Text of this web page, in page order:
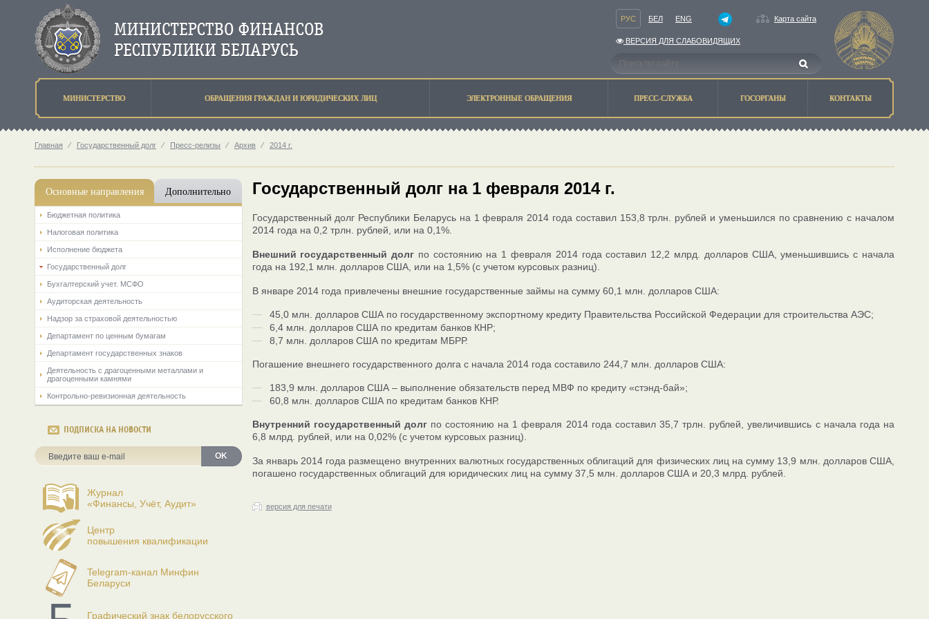
РУС БЕЛ ENG Карта сайта
ВЕРСИЯ ДЛЯ СЛАБОВИДЯЩИХ
МИНИСТЕРСТВО ОБРАЩЕНИЯ ГРАЖДАН И ЮРИДИЧЕСКИХ ЛИЦ ЭЛЕКТРОННЫЕ ОБРАЩЕНИЯ ПРЕСС-СЛУЖБА ГОСОРГАНЫ КОНТАКТЫ
Главная ⁄ Государственный долг ⁄ Пресс-релизы ⁄ Архив ⁄ 2014 г.
Основные направления Дополнительно
Бюджетная политика
Налоговая политика
Исполнение бюджета
Государственный долг
Бухгалтерский учет. МСФО
Аудиторская деятельность
Надзор за страховой деятельностью
Департамент по ценным бумагам
Департамент государственных знаков
Деятельность с драгоценными металлами и
драгоценными камнями
Контрольно-ревизионная деятельность
ПОДПИСКА НА НОВОСТИ
OK
Журнал
«Финансы, Учёт, Аудит»
Центр
повышения квалификации
Telegram-канал Минфин
Беларуси
Графический знак белорусского
Государственный долг на 1 февраля 2014 г.
Государственный долг Республики Беларусь на 1 февраля 2014 года составил 153,8 трлн. рублей и уменьшился по сравнению с началом
2014 года на 0,2 трлн. рублей, или на 0,1%.
Внешний государственный долг по состоянию на 1 февраля 2014 года составил 12,2 млрд. долларов США, уменьшившись с начала
года на 192,1 млн. долларов США, или на 1,5% (с учетом курсовых разниц).
В январе 2014 года привлечены внешние государственные займы на сумму 60,1 млн. долларов США:
45,0 млн. долларов США по государственному экспортному кредиту Правительства Российской Федерации для строительства АЭС;
6,4 млн. долларов США по кредитам банков КНР;
8,7 млн. долларов США по кредитам МБРР.
Погашение внешнего государственного долга с начала 2014 года составило 244,7 млн. долларов США:
183,9 млн. долларов США – выполнение обязательств перед МВФ по кредиту «стэнд-бай»;
60,8 млн. долларов США по кредитам банков КНР.
Внутренний государственный долг по состоянию на 1 февраля 2014 года составил 35,7 трлн. рублей, увеличившись с начала года на
6,8 млрд. рублей, или на 0,02% (с учетом курсовых разниц).
За январь 2014 года размещено внутренних валютных государственных облигаций для физических лиц на сумму 13,9 млн. долларов США,
погашено государственных облигаций для юридических лиц на сумму 37,5 млн. долларов США и 20,3 млрд. рублей.
версия для печати